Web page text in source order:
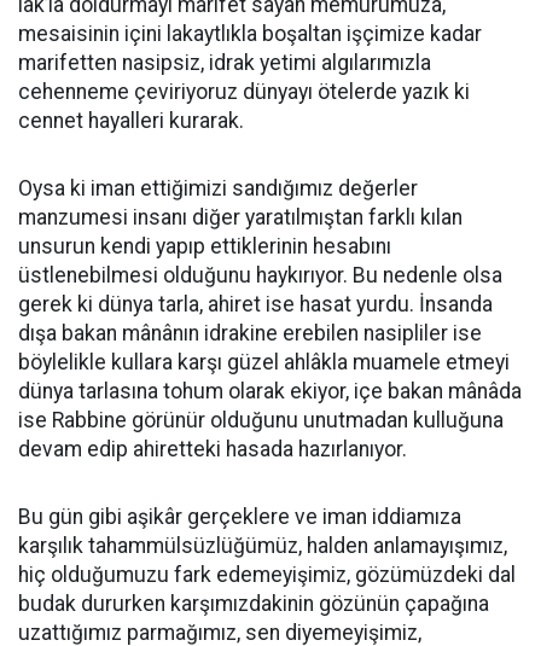
lak’la doldurmayı marifet sayan memurumuza,
mesaisinin içini lakaytlıkla boşaltan işçimize kadar
marifetten nasipsiz, idrak yetimi algılarımızla
cehenneme çeviriyoruz dünyayı ötelerde yazık ki
cennet hayalleri kurarak.
Oysa ki iman ettiğimizi sandığımız değerler
manzumesi insanı diğer yaratılmıştan farklı kılan
unsurun kendi yapıp ettiklerinin hesabını
üstlenebilmesi olduğunu haykırıyor. Bu nedenle olsa
gerek ki dünya tarla, ahiret ise hasat yurdu. İnsanda
dışa bakan mânânın idrakine erebilen nasipliler ise
böylelikle kullara karşı güzel ahlâkla muamele etmeyi
dünya tarlasına tohum olarak ekiyor, içe bakan mânâda
ise Rabbine görünür olduğunu unutmadan kulluğuna
devam edip ahiretteki hasada hazırlanıyor.
Bu gün gibi aşikâr gerçeklere ve iman iddiamıza
karşılık tahammülsüzlüğümüz, halden anlamayışımız,
hiç olduğumuzu fark edemeyişimiz, gözümüzdeki dal
budak dururken karşımızdakinin gözünün çapağına
uzattığımız parmağımız, sen diyemeyişimiz,